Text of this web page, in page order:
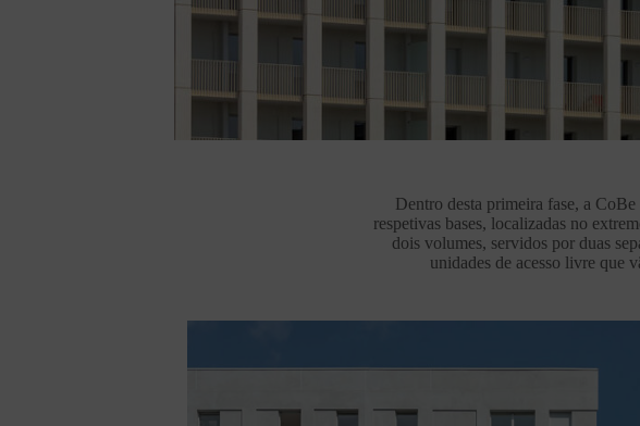
Dentro desta primeira fase, a
respetivas bases, localizadas no
dois volumes, servidos por duas
unidades de acesso livre que